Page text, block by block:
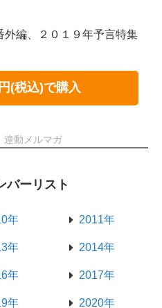
編、２０１９年予言特集
(税込)で購入
連動メルマガ
バーリスト
年 2011年
年 2014年
年 2017年
年 2020年